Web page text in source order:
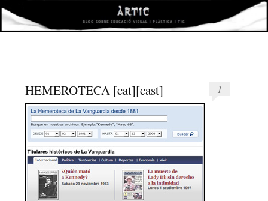
àrtic
VISUAL I PLÀSTICA I TIC
HEMEROTECA [cat][cast] 1